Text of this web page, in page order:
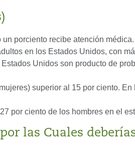
porciento recibe atención médica.
en los Estados Unidos, con
Unidos son producto de
superior al 15 por ciento.
por ciento de los hombres en el
las Cuales